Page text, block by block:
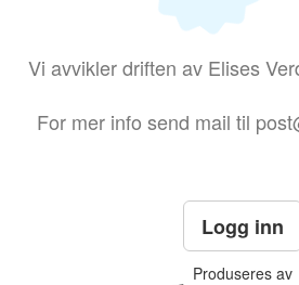
Vi avvikler driften av Elises
For mer info send mail til
Logg inn
Produseres av